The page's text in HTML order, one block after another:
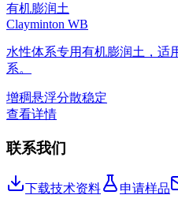
有机膨润土
Clayminton WB
水性体系专用有机膨润土，适
系。
增稠悬浮分散稳定
查看详情
联系我们
下载技术资料 申请样品